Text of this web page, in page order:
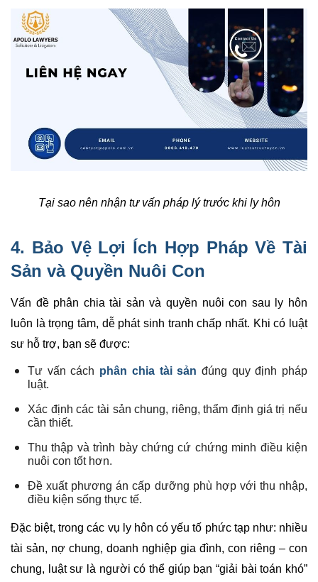
Tại sao nên nhận tư vấn pháp lý trước khi ly hôn
4. Bảo Vệ Lợi Ích Hợp Pháp Về Tài
Sản và Quyền Nuôi Con
Vấn đề phân chia tài sản và quyền nuôi con sau ly hôn
luôn là trọng tâm, dễ phát sinh tranh chấp nhất. Khi có luật
sư hỗ trợ, bạn sẽ được:
Tư vấn cách phân chia tài sản đúng quy định pháp
luật.
Xác định các tài sản chung, riêng, thẩm định giá trị nếu
cần thiết.
Thu thập và trình bày chứng cứ chứng minh điều kiện
nuôi con tốt hơn.
Đề xuất phương án cấp dưỡng phù hợp với thu nhập,
điều kiện sống thực tế.
Đặc biệt, trong các vụ ly hôn có yếu tố phức tạp như: nhiều
tài sản, nợ chung, doanh nghiệp gia đình, con riêng – con
chung, luật sư là người có thể giúp bạn “giải bài toán khó”